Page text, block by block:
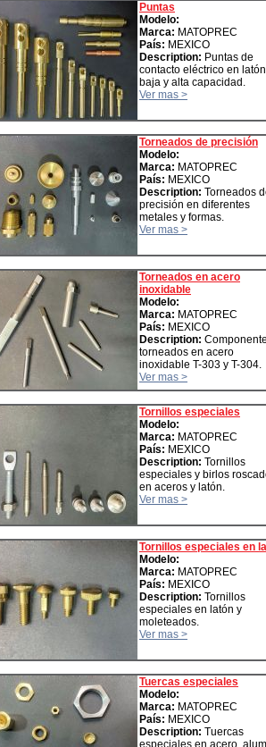
Puntas
Modelo:
Marca: MATOPREC
País: MEXICO
Description: Puntas de
contacto eléctrico en
baja y alta capacidad.
Ver mas >
Torneados de precisión
Modelo:
Marca: MATOPREC
País: MEXICO
Description: Torneados
precisión en diferentes
metales y formas.
Ver mas >
Torneados en acero
inoxidable
Modelo:
Marca: MATOPREC
País: MEXICO
Description:
torneados en acero
inoxidable T-303 y T-304.
Ver mas >
Tornillos especiales
Modelo:
Marca: MATOPREC
País: MEXICO
Description: Tornillos
especiales y birlos
en aceros y latón.
Ver mas >
Tornillos especiales en
Modelo:
Marca: MATOPREC
País: MEXICO
Description: Tornillos
especiales en latón y
moleteados.
Ver mas >
Tuercas especiales
Modelo:
Marca: MATOPREC
País: MEXICO
Description: Tuercas
especiales en acero,